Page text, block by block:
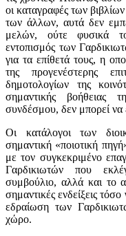
οι καταγραφές των βιβλίων
των άλλων, αυτά δεν
μελών, ούτε φυσικά
εντοπισμός των
για τα επίθετά τους, η
της προγενέστερης
δημοτολογίων της
σημαντικής βοήθειας
συνδέσμου, δεν μπορεί να
Οι κατάλογοι των
σημαντική «ποιοτική
με τον συγκεκριμένο
Γαρδικιωτών που
συμβούλιο, αλλά και το
σημαντικές ενδείξεις
εδραίωση των
χώρο.